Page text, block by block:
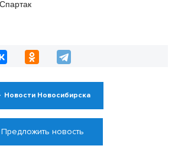
Новости Новосибирска
Предложить новость